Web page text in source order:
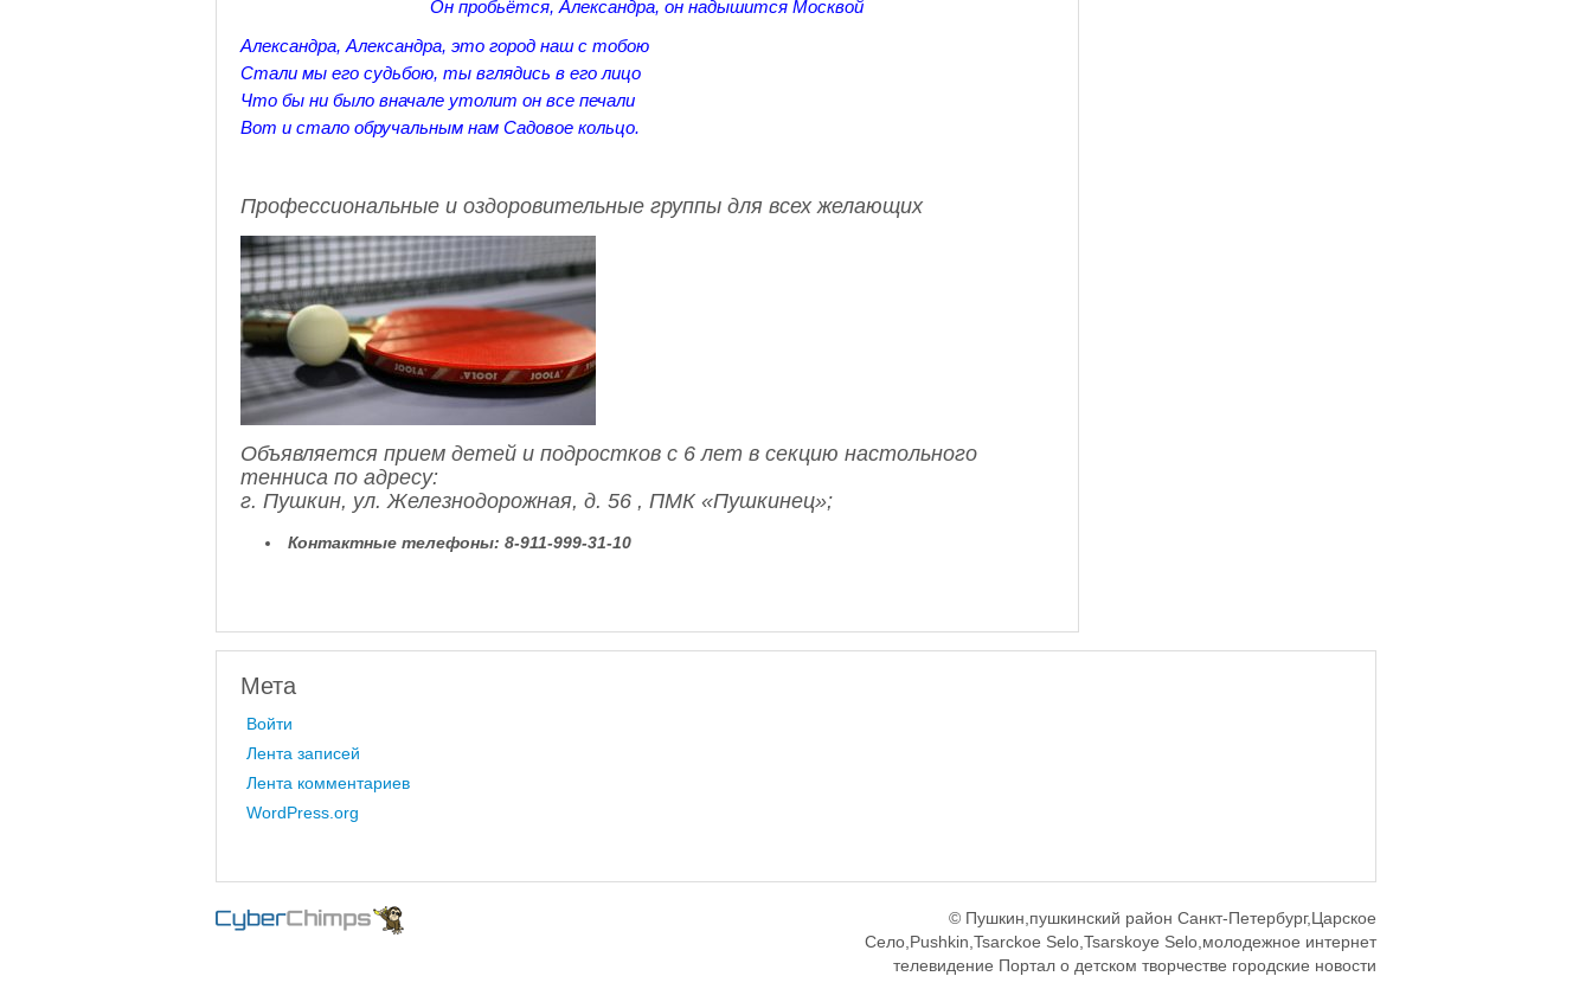
Он пробьётся, Александра, он надышится Москвой
Александра, Александра, это город наш с тобою
Стали мы его судьбою, ты вглядись в его лицо
Что бы ни было вначале утолит он все печали
Вот и стало обручальным нам Садовое кольцо.
Профессиональные и оздоровительные группы для всех желающих
Объявляется прием детей и подростков с 6 лет в секцию настольного
тенниса по адресу:
г. Пушкин, ул. Железнодорожная, д. 56 , ПМК «Пушкинец»;
Контактные телефоны: 8-911-999-31-10
Мета
Войти
Лента записей
Лента комментариев
WordPress.org
© Пушкин,пушкинский район Санкт-Петербург,Царское
Село,Pushkin,Tsarckoe Selo,Tsarskoye Selo,молодежное интернет
телевидение Портал о детском творчестве городские новости